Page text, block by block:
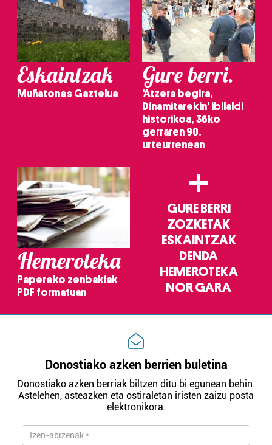
erabiltzeko baimen esplizitua ematen diguzu.Gehiago
irakurri
Eskaintzak
Muñatones Gaztelua
Gure berri.
'Atzera begira,
Dinamitarekin' ibilaldi
historikoa, 36ko
gerraren 90.
urteurrenean
Hemeroteka
Papereko zenbakiak
PDF formatuan
+
GURE BERRI
ZOZKETAK
ESKAINTZAK
DENDA
HEMEROTEKA
NOR GARA
Donostiako azken berrien buletina
Donostiako azken berriak biltzen ditu bi egunean behin.
Astelehen, asteazken eta ostiraletan iristen zaizu posta
elektronikora.